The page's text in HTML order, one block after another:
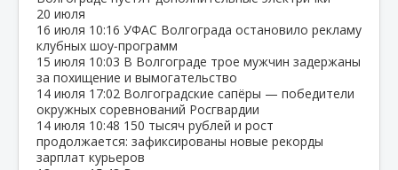
20 июля
16 июля 10:16 УФАС Волгограда остановило рекламу
клубных шоу‑программ
15 июля 10:03 В Волгограде трое мужчин задержаны
за похищение и вымогательство
14 июля 17:02 Волгоградские сапёры — победители
окружных соревнований Росгвардии
14 июля 10:48 150 тысяч рублей и рост
продолжается: зафиксированы новые рекорды
зарплат курьеров